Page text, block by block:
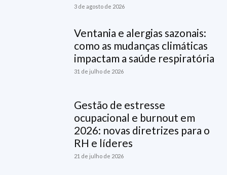
3 de agosto de 2026
Ventania e alergias sazonais:
como as mudanças climáticas
impactam a saúde respiratória
31 de julho de 2026
Gestão de estresse
ocupacional e burnout em
2026: novas diretrizes para o
RH e líderes
21 de julho de 2026